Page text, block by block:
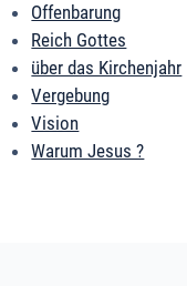
Offenbarung
Reich Gottes
über das Kirchenjahr
Vergebung
Vision
Warum Jesus ?